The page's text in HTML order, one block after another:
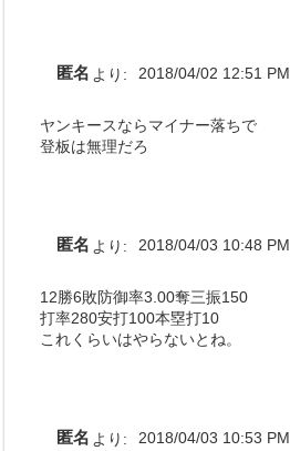
匿名 より: 2018/04/02 12:51 PM
ヤンキースならマイナー落ちで
登板は無理だろ
匿名 より: 2018/04/03 10:48 PM
12勝6敗防御率3.00奪三振150
打率280安打100本塁打10
これくらいはやらないとね。
匿名 より: 2018/04/03 10:53 PM